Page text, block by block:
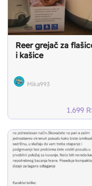
Reer grejač za
i kašice
Mika993
1.699